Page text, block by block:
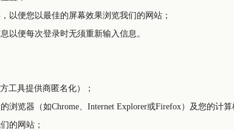
以便您以最佳的屏幕效果浏览我们的网站；
以便每次登录时无须重新输入信息。
工具提供商匿名化）；
浏览器（如Chrome、Internet Explorer或Firefox）及您的计算
的网站；